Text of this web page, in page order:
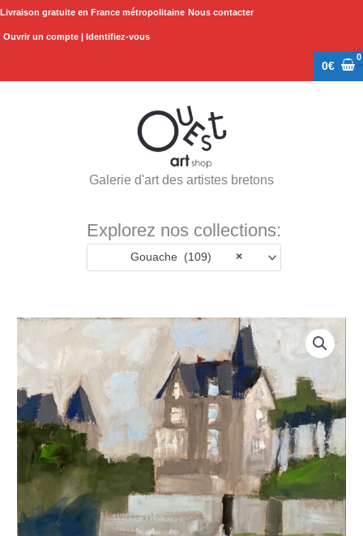
Aller
Livraison gratuite en France métropolitaine Nous contacter
Ouvrir un compte | Identifiez-vous
0€
Galerie d'art des artistes bretons
Explorez nos collections:
×
Gouache (109)
"Villa
04"